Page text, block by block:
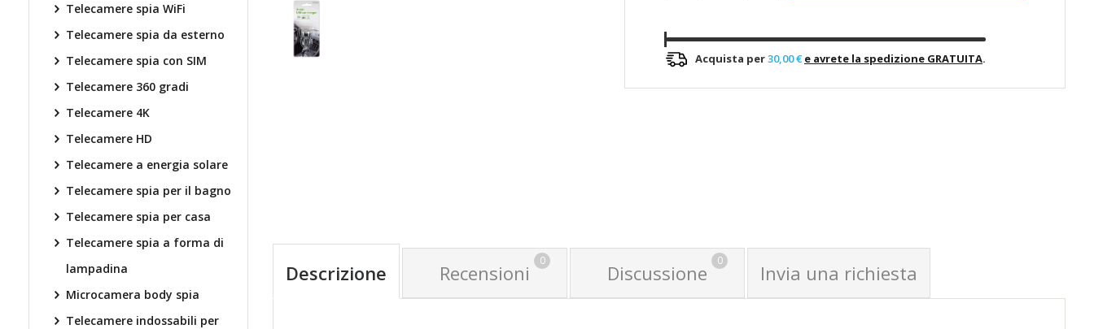
Acquista per30,00 € e avrete la spedizione GRATUITA.
Descrizione Recensioni
0
Discussione
0
Invia una richiesta
Telecamere spia WiFi
Telecamere spia da esterno
Telecamere spia con SIM
Telecamere 360 gradi
Telecamere 4K
Telecamere HD
Telecamere a energia solare
Telecamere spia per il bagno
Telecamere spia per casa
Telecamere spia a forma di
lampadina
Microcamera body spia
Telecamere indossabili per